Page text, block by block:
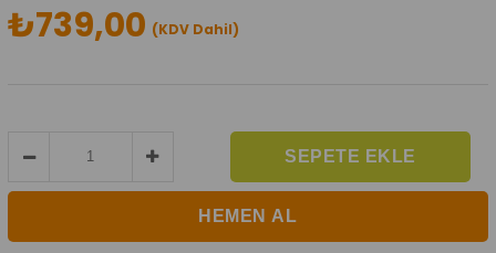
₺739,00 (KDV Dahil)